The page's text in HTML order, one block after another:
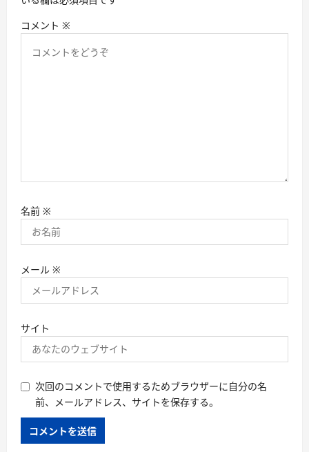
コメント ※
名前 ※
メール ※
サイト
次回のコメントで使用するためブラウザーに自分の名
前、メールアドレス、サイトを保存する。